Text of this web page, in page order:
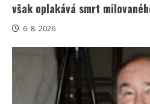
však oplakává smrt
6. 8. 2026